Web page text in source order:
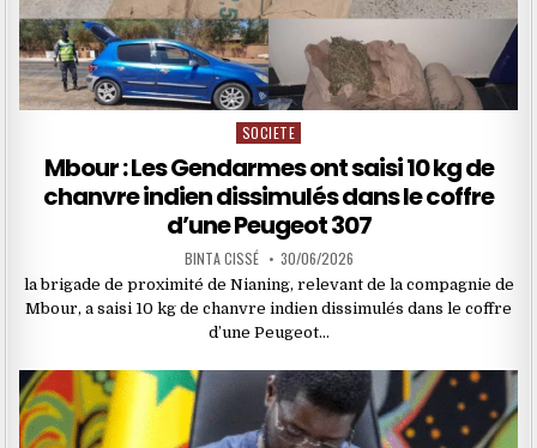
Posted
SOCIETE
Mbour : Les Gendarmes ont saisi 10 kg de
chanvre indien dissimulés dans le coffre
d’une Peugeot 307
BINTA CISSÉ 30/06/2026
la brigade de proximité de Nianing, relevant de la compagnie de
Mbour, a saisi 10 kg de chanvre indien dissimulés dans le coffre
d’une Peugeot…